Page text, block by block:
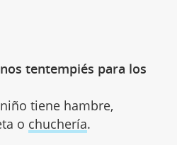
tentempiés para los
tiene hambre,
o chuchería.